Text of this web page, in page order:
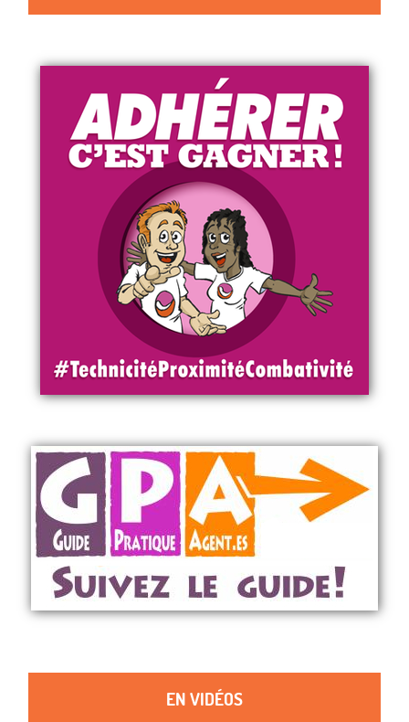
EN VIDÉOS